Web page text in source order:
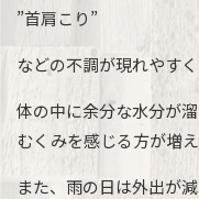
”首肩こり”
などの不調が現れやすく
体の中に余分な水分が
むくみを感じる方が増え
また、雨の日は外出が